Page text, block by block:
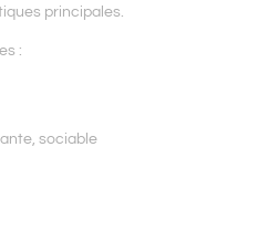
principales.
:
sociable